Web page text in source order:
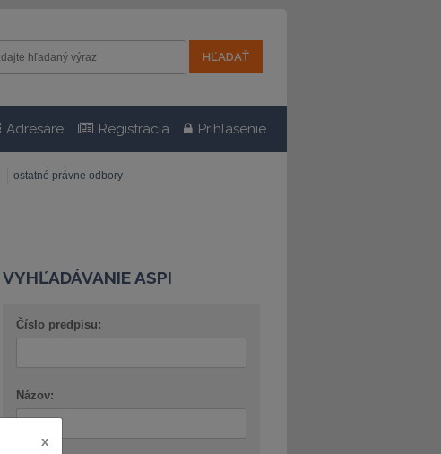
Adresáre Registrácia Prihlásenie
ostatné právne odbory
VYHĽADÁVANIE ASPI
Číslo predpisu:
Názov:
x